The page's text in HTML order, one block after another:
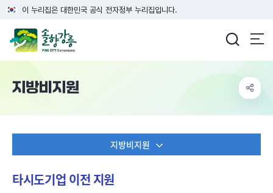
이 누리집은 대한민국 공식 전자정부 누리집입니다.
지방비지원
지방비지원
타시도기업 이전 지원